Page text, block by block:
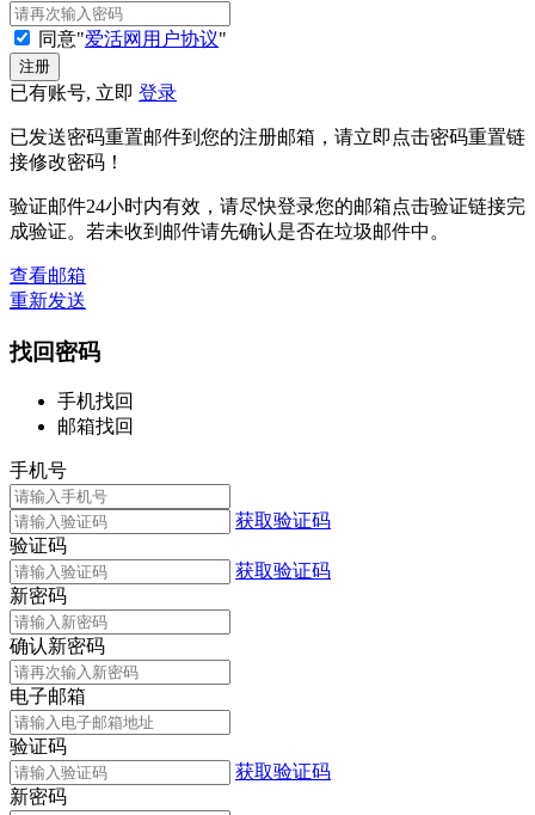
同意"爱活网用户协议"
已有账号, 立即 登录
已发送密码重置邮件到您的注册邮箱，请立即点击密码重置链
接修改密码！
验证邮件24小时内有效，请尽快登录您的邮箱点击验证链接完
成验证。若未收到邮件请先确认是否在垃圾邮件中。
查看邮箱
重新发送
找回密码
手机找回
邮箱找回
手机号
获取验证码
验证码
获取验证码
新密码
确认新密码
电子邮箱
验证码
获取验证码
新密码